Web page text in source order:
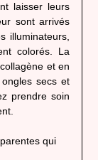
laisser leurs
sont arrivés
illuminateurs,
colorés. La
et en
secs et
prendre soin
qui